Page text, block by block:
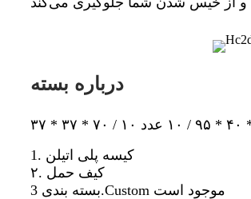
درباره بسته
1. کیسه پلی اتیلن
۲. کیف حمل
بسته بندی 3.Custom موجود است